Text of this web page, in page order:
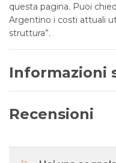
questa pagina. Puoi
Argentino i costi attuali
struttura”.
Informazioni
Recensioni